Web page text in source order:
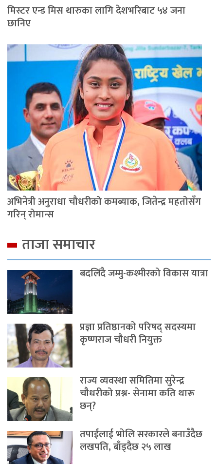
मिस्टर एन्ड मिस थारुका लागि देशभरिबाट ५४ जना
छानिए
अभिनेत्री अनुराधा चौधरीको कमब्याक, जितेन्द्र महतोसँग
गरिन् रोमान्स
ताजा समाचार
बदलिँदै जम्मु-कश्मीरको विकास यात्रा
प्रज्ञा प्रतिष्ठानको परिषद् सदस्यमा
कृष्णराज चौधरी नियुक्त
राज्य व्यवस्था समितिमा सुरेन्द्र
चौधरीको प्रश्न- सेनामा कति थारू
छन्?
तपाईंलाई भोलि सरकारले बनाउँदैछ
लखपति, बाँड्दैछ २५ लाख